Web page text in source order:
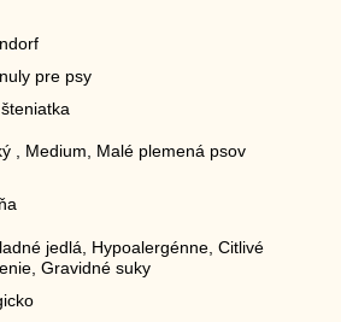
pre psy
, Medium, Malé plemená psov
jedlá, Hypoalergénne, Citlivé
Gravidné suky